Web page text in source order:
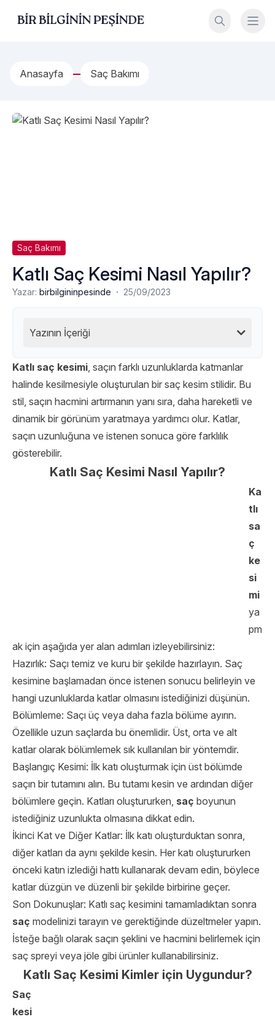
Bir Bilginin Peşinde!
Anasayfa Saç Bakımı
Saç Bakımı
Katlı Saç Kesimi Nasıl Yapılır?
Yazar: birbilgininpesinde · 25/09/2023
Yazının İçeriği
Katlı saç kesimi, saçın farklı uzunluklarda katmanlar
halinde kesilmesiyle oluşturulan bir saç kesim stilidir. Bu
stil, saçın hacmini artırmanın yanı sıra, daha hareketli ve
dinamik bir görünüm yaratmaya yardımcı olur. Katlar,
saçın uzunluğuna ve istenen sonuca göre farklılık
gösterebilir.
Katlı Saç Kesimi Nasıl Yapılır?
Ka
tlı
sa
ç
ke
si
mi
ya
pm
ak için aşağıda yer alan adımları izleyebilirsiniz:
Hazırlık: Saçı temiz ve kuru bir şekilde hazırlayın. Saç
kesimine başlamadan önce istenen sonucu belirleyin ve
hangi uzunluklarda katlar olmasını istediğinizi düşünün.
Bölümleme: Saçı üç veya daha fazla bölüme ayırın.
Özellikle uzun saçlarda bu önemlidir. Üst, orta ve alt
katlar olarak bölümlemek sık kullanılan bir yöntemdir.
Başlangıç Kesimi: İlk katı oluşturmak için üst bölümde
saçın bir tutamını alın. Bu tutamı kesin ve ardından diğer
bölümlere geçin. Katları oluştururken, saç boyunun
istediğiniz uzunlukta olmasına dikkat edin.
İkinci Kat ve Diğer Katlar: İlk katı oluşturduktan sonra,
diğer katları da aynı şekilde kesin. Her katı oluştururken
önceki katın izlediği hattı kullanarak devam edin, böylece
katlar düzgün ve düzenli bir şekilde birbirine geçer.
Son Dokunuşlar: Katlı saç kesimini tamamladıktan sonra
saç modelinizi tarayın ve gerektiğinde düzeltmeler yapın.
İsteğe bağlı olarak saçın şeklini ve hacmini belirlemek için
saç spreyi veya jöle gibi ürünler kullanabilirsiniz.
Katlı Saç Kesimi Kimler için Uygundur?
Saç
kesi